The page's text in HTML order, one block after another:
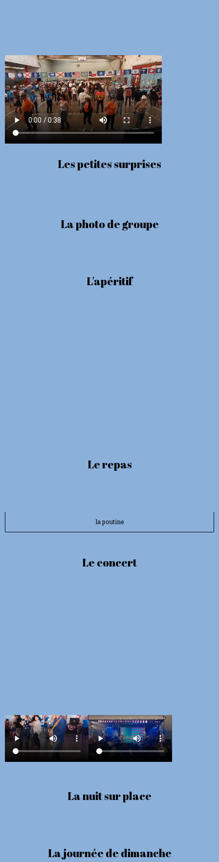
Les petites surprises
La photo de groupe
L'apéritif
Le repas
la poutine
Le concert
La nuit sur place
La journée de dimanche